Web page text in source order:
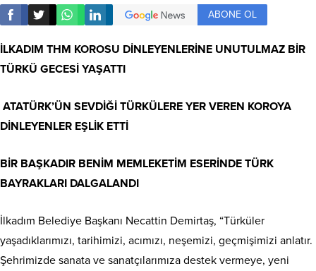
ABONE OL
İLKADIM THM KOROSU DİNLEYENLERİNE UNUTULMAZ BİR
TÜRKÜ GECESİ YAŞATTI
ATATÜRK’ÜN SEVDİĞİ TÜRKÜLERE YER VEREN KOROYA
DİNLEYENLER EŞLİK ETTİ
BİR BAŞKADIR BENİM MEMLEKETİM ESERİNDE TÜRK
BAYRAKLARI DALGALANDI
İlkadım Belediye Başkanı Necattin Demirtaş, “Türküler
yaşadıklarımızı, tarihimizi, acımızı, neşemizi, geçmişimizi anlatır.
Şehrimizde sanata ve sanatçılarımıza destek vermeye, yeni